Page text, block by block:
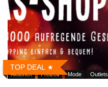
TOP DEAL
Aktionen Freizeit Mode Outlets